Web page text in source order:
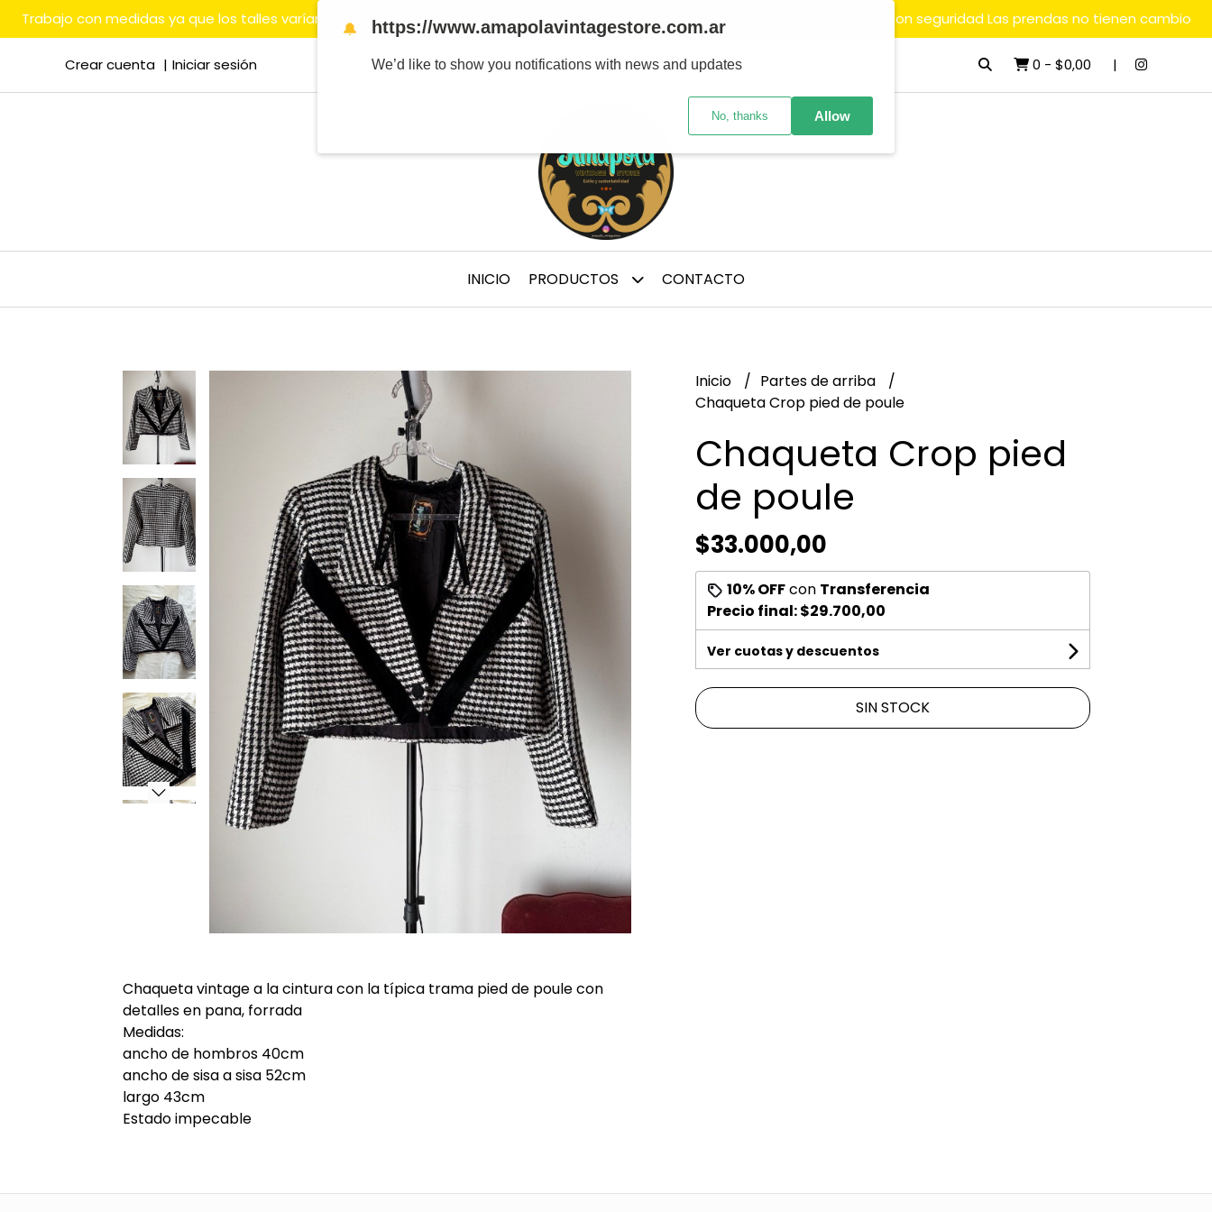
Trabajo con medidas ya que los talles varían mucho entre marcas y/ épocas de confección, te aconsejo medirte para comprar con seguridad Las prendas no tienen cambio
Crear cuenta Iniciar sesión 0 - $0,00
INICIO PRODUCTOS CONTACTO
Chaqueta vintage a la cintura con la típica trama pied de poule con
detalles en pana, forrada
Medidas:
ancho de hombros 40cm
ancho de sisa a sisa 52cm
largo 43cm
Estado impecable
Inicio
Partes de arriba
Chaqueta Crop pied de poule
Chaqueta Crop pied
de poule
$33.000,00
10% OFFcon Transferencia
Precio final:$29.700,00
Ver cuotas y descuentos
SIN STOCK
🔔 https://www.amapolavintagestore.com.ar
We’d like to show you notifications with news and updates
No, thanks Allow